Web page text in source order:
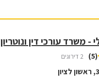
- משרד עורכי דין ונוטריון
(5) 2 דירוגים